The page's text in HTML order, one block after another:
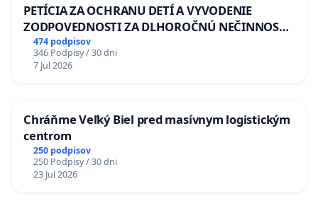
PETÍCIA ZA OCHRANU DETÍ A VYVODENIE
ZODPOVEDNOSTI ZA DLHOROČNÚ NEČINNOSŤ
A ZLYHANIE ŠTÁTU
474 podpisov
346 Podpisy / 30 dni
7 Jul 2026
Chráňme Veľký Biel pred masívnym logistickým
centrom
250 podpisov
250 Podpisy / 30 dni
23 Jul 2026